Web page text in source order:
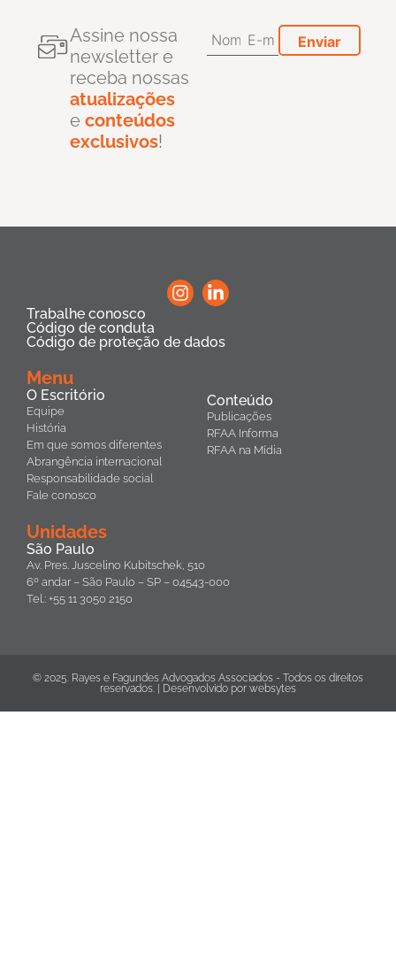
Assine nossa
newsletter e
receba nossas
atualizações
e conteúdos
exclusivos!
Trabalhe conosco
Código de conduta
Código de proteção de dados
Menu
O Escritório
Equipe
História
Em que somos diferentes
Abrangência internacional
Responsabilidade social
Fale conosco
Conteúdo
Publicações
RFAA Informa
RFAA na Mídia
Unidades
São Paulo
Av. Pres. Juscelino Kubitschek, 510
6º andar – São Paulo – SP – 04543-000
Tel.: +55 11 3050 2150
© 2025. Rayes e Fagundes Advogados Associados - Todos os direitos
reservados. | Desenvolvido por websytes